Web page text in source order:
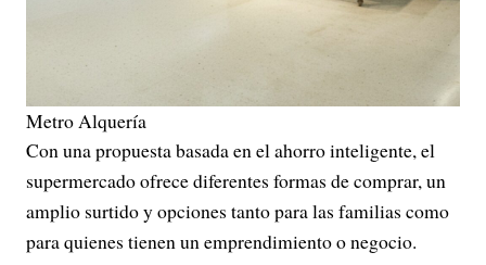
Metro Alquería
Con una propuesta basada en el ahorro inteligente, el
supermercado ofrece diferentes formas de comprar, un
amplio surtido y opciones tanto para las familias como
para quienes tienen un emprendimiento o negocio.